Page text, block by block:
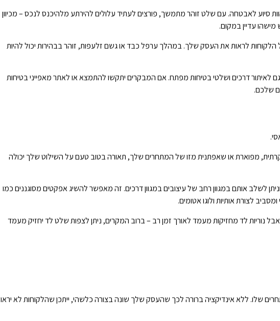
סיוע לאבטחה. עם שלט זוהר מתמשך, פורצים לעתיד עלולים להירתע מלהיכנס לנכס – מכיוון
עדיין במקום.
הלקוחות לראות את העסק שלך. במהלך ערפל כבד או גשם זלעפות, זוהר בבהירות יכול להיות
לאיתור דרכים ושלטי בטיחות מפתח. אם המבקרים יתקשו להתמצא או לאתר מאפייני בטיחות
שלכם.
מפוארת או שאפתנית מזו של המתחרים שלך, תאורה בטוב טעם על השילוט שלך יכולה
לשלב אותם במגוון רחב של עיצובים במגוון דרכים. זה מאפשר להשיג אפקטים מסוגננים כמו
לצורת אותיות ולוגו אטומים.
נוריות לד מחזיקות מעמד לאורך זמן רב – ברוב המקרים, ניתן לצפות שלט לד יחזיק מעמד
שלו. ללא אינדיקציה ברורה לכך שהעסק שלך שונה בצורה כלשהי, ייתכן שהלקוחות לא יראו